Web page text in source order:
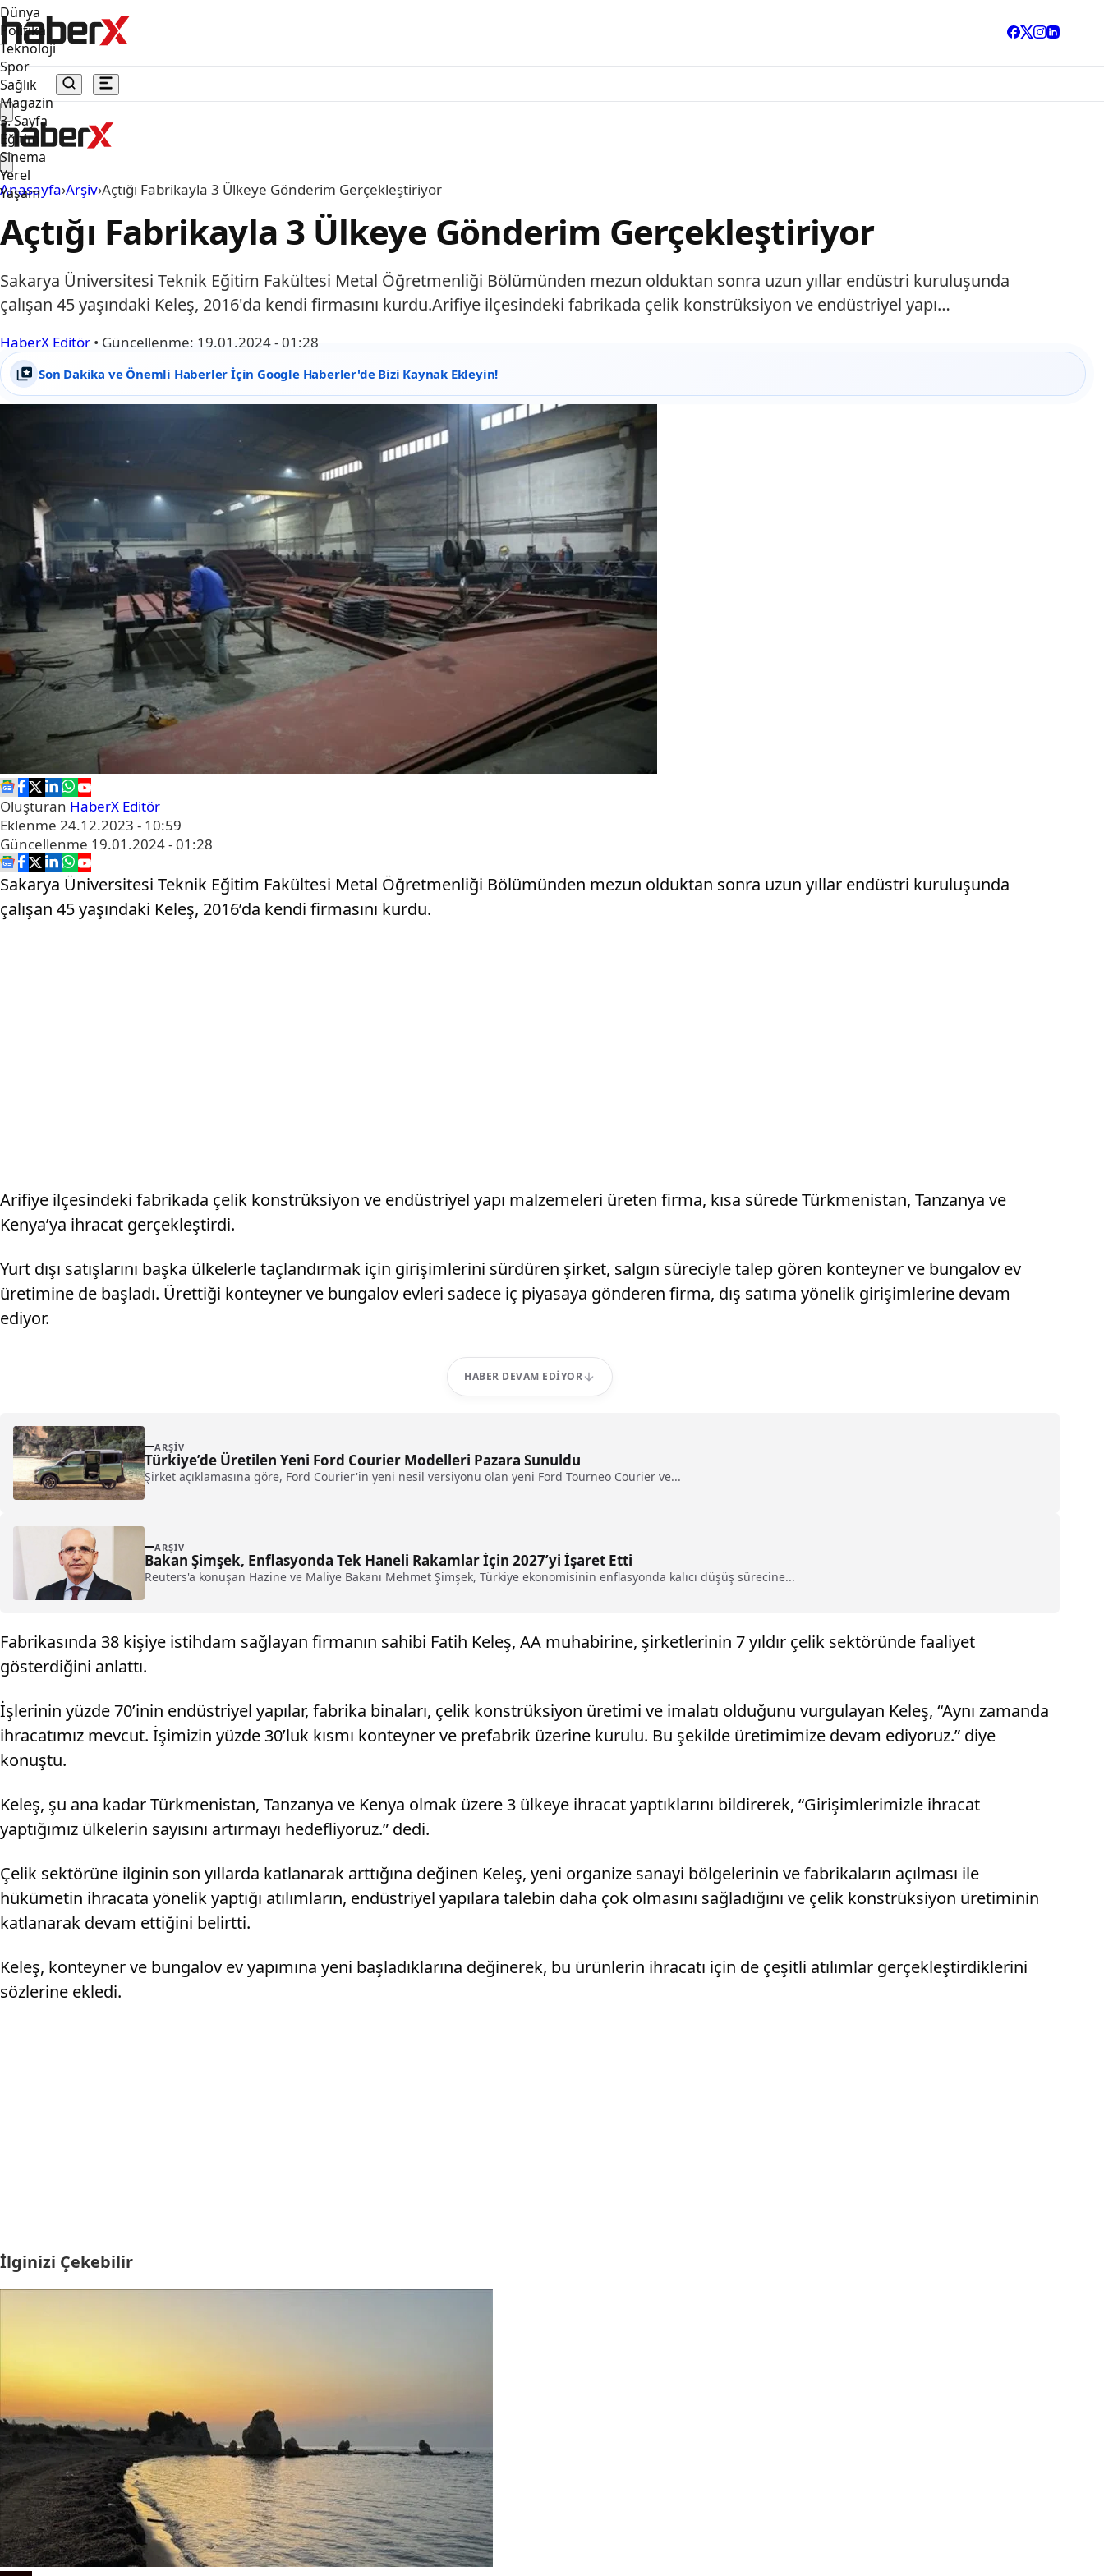
Dünya
Politika
Teknoloji
Spor
Sağlık
Magazin
3. Sayfa
Eğitim
Sinema
Yerel
Yaşam
Anasayfa›Arşiv›Açtığı Fabrikayla 3 Ülkeye Gönderim Gerçekleştiriyor
Açtığı Fabrikayla 3 Ülkeye Gönderim Gerçekleştiriyor
Sakarya Üniversitesi Teknik Eğitim Fakültesi Metal Öğretmenliği Bölümünden mezun olduktan sonra uzun yıllar endüstri kuruluşunda
çalışan 45 yaşındaki Keleş, 2016'da kendi firmasını kurdu.Arifiye ilçesindeki fabrikada çelik konstrüksiyon ve endüstriyel yapı…
HaberX Editör • Güncellenme: 19.01.2024 - 01:28
Son Dakika ve Önemli Haberler İçin Google Haberler'de Bizi Kaynak Ekleyin!
Oluşturan HaberX Editör
Eklenme 24.12.2023 - 10:59
Güncellenme 19.01.2024 - 01:28
Sakarya Üniversitesi Teknik Eğitim Fakültesi Metal Öğretmenliği Bölümünden mezun olduktan sonra uzun yıllar endüstri kuruluşunda
çalışan 45 yaşındaki Keleş, 2016’da kendi firmasını kurdu.
Arifiye ilçesindeki fabrikada çelik konstrüksiyon ve endüstriyel yapı malzemeleri üreten firma, kısa sürede Türkmenistan, Tanzanya ve
Kenya’ya ihracat gerçekleştirdi.
Yurt dışı satışlarını başka ülkelerle taçlandırmak için girişimlerini sürdüren şirket, salgın süreciyle talep gören konteyner ve bungalov ev
üretimine de başladı. Ürettiği konteyner ve bungalov evleri sadece iç piyasaya gönderen firma, dış satıma yönelik girişimlerine devam
ediyor.
HABER DEVAM EDIYOR
ARŞIV
Türkiye’de Üretilen Yeni Ford Courier Modelleri Pazara Sunuldu
Şirket açıklamasına göre, Ford Courier'in yeni nesil versiyonu olan yeni Ford Tourneo Courier ve...
ARŞIV
Bakan Şimşek, Enflasyonda Tek Haneli Rakamlar İçin 2027’yi İşaret Etti
Reuters'a konuşan Hazine ve Maliye Bakanı Mehmet Şimşek, Türkiye ekonomisinin enflasyonda kalıcı düşüş sürecine...
Fabrikasında 38 kişiye istihdam sağlayan firmanın sahibi Fatih Keleş, AA muhabirine, şirketlerinin 7 yıldır çelik sektöründe faaliyet
gösterdiğini anlattı.
İşlerinin yüzde 70’inin endüstriyel yapılar, fabrika binaları, çelik konstrüksiyon üretimi ve imalatı olduğunu vurgulayan Keleş, “Aynı zamanda
ihracatımız mevcut. İşimizin yüzde 30’luk kısmı konteyner ve prefabrik üzerine kurulu. Bu şekilde üretimimize devam ediyoruz.” diye
konuştu.
Keleş, şu ana kadar Türkmenistan, Tanzanya ve Kenya olmak üzere 3 ülkeye ihracat yaptıklarını bildirerek, “Girişimlerimizle ihracat
yaptığımız ülkelerin sayısını artırmayı hedefliyoruz.” dedi.
Çelik sektörüne ilginin son yıllarda katlanarak arttığına değinen Keleş, yeni organize sanayi bölgelerinin ve fabrikaların açılması ile
hükümetin ihracata yönelik yaptığı atılımların, endüstriyel yapılara talebin daha çok olmasını sağladığını ve çelik konstrüksiyon üretiminin
katlanarak devam ettiğini belirtti.
Keleş, konteyner ve bungalov ev yapımına yeni başladıklarına değinerek, bu ürünlerin ihracatı için de çeşitli atılımlar gerçekleştirdiklerini
sözlerine ekledi.
İlginizi Çekebilir